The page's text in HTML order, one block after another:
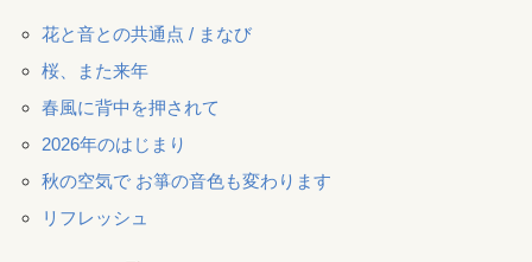
花と音との共通点 / まなび
桜、また来年
春風に背中を押されて
2026年のはじまり
秋の空気で お箏の音色も変わります
リフレッシュ